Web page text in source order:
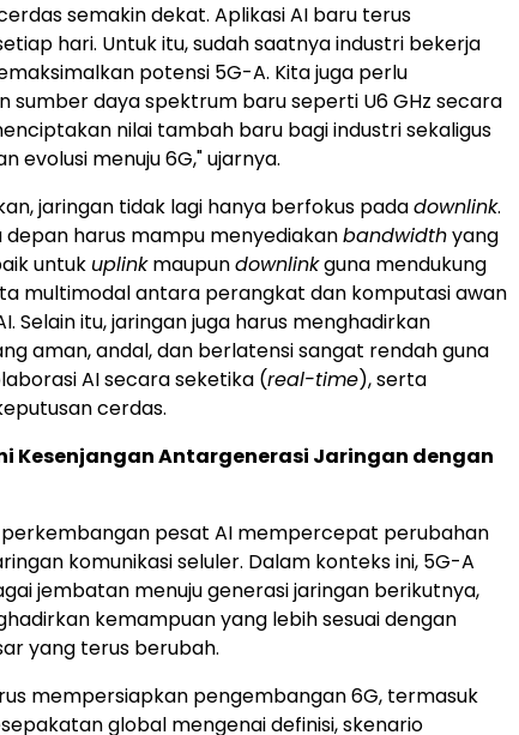
semakin dekat. Aplikasi AI baru terus
hari. Untuk itu, sudah saatnya industri bekerja
potensi 5G-A. Kita juga perlu
sumber daya spektrum baru seperti U6 GHz secara
nilai tambah baru bagi industri sekaligus
evolusi menuju 6G," ujarnya.
jaringan tidak lagi hanya berfokus padadownlink.
depan harus mampu menyediakanbandwidthyang
untuk uplinkmaupundownlinkguna mendukung
multimodal antara perangkat dan komputasi awan
Selain itu, jaringan juga harus menghadirkan
aman, andal, dan berlatensi sangat rendah guna
AI secara seketika (real-time), serta
cerdas.
Kesenjangan Antargenerasi Jaringan dengan
perkembangan pesat AI mempercepat perubahan
komunikasi seluler. Dalam konteks ini, 5G-A
jembatan menuju generasi jaringan berikutnya,
kemampuan yang lebih sesuai dengan
yang terus berubah.
mempersiapkan pengembangan 6G, termasuk
global mengenai definisi, skenario